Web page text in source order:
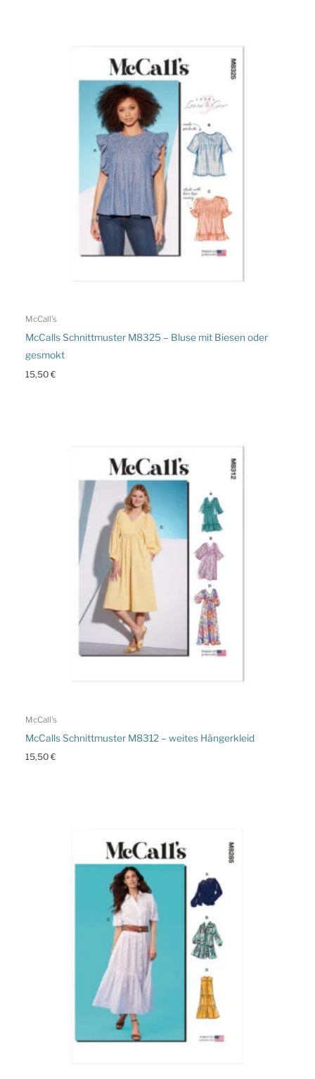
McCall's
McCalls Schnittmuster M8325 – Bluse mit Biesen oder
gesmokt
15,50€
McCall's
McCalls Schnittmuster M8312 – weites Hängerkleid
15,50€